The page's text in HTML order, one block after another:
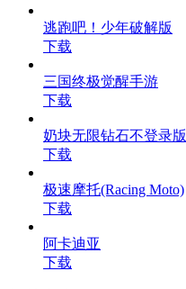
逃跑吧！少年破解版
下载
三国终极觉醒手游
下载
奶块无限钻石不登录版
下载
极速摩托(Racing Moto)
下载
阿卡迪亚
下载